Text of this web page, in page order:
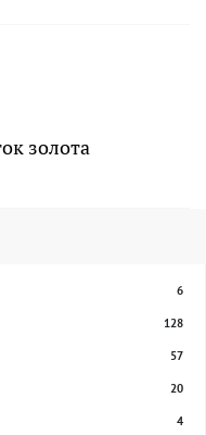
золота
6
128
57
20
4